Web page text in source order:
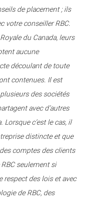
de placement ; ils
votre conseiller RBC.
Royale du Canada, leurs
aucune
découlant de toute
contenues. Il est
des sociétés
avec d’autres
c’est le cas, il
distincte et que
comptes des clients
seulement si
respect des lois et avec
de RBC, des